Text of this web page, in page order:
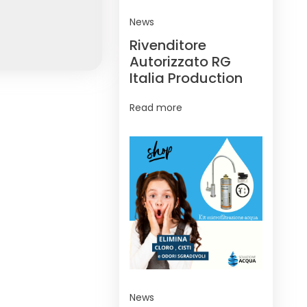
News
Rivenditore
Autorizzato RG
Italia Production
Read more
News